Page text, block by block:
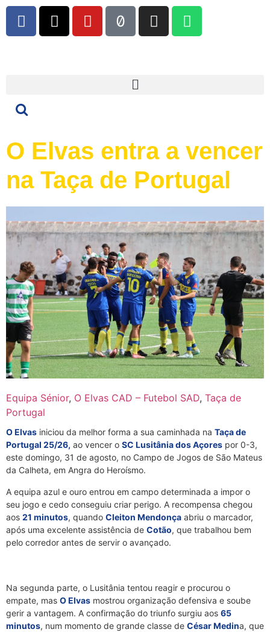
O Elvas entra a vencer
na Taça de Portugal
Equipa Sénior, O Elvas CAD – Futebol SAD, Taça de
Portugal
O Elvas iniciou da melhor forma a sua caminhada na Taça de
Portugal 25/26, ao vencer o SC Lusitânia dos Açores por 0-3,
este domingo, 31 de agosto, no Campo de Jogos de São Mateus
da Calheta, em Angra do Heroísmo.
A equipa azul e ouro entrou em campo determinada a impor o
seu jogo e cedo conseguiu criar perigo. A recompensa chegou
aos 21 minutos, quando Cleiton Mendonça abriu o marcador,
após uma excelente assistência de Cotão, que trabalhou bem
pelo corredor antes de servir o avançado.
Na segunda parte, o Lusitânia tentou reagir e procurou o
empate, mas O Elvas mostrou organização defensiva e soube
gerir a vantagem. A confirmação do triunfo surgiu aos 65
minutos, num momento de grande classe de César Medina, que